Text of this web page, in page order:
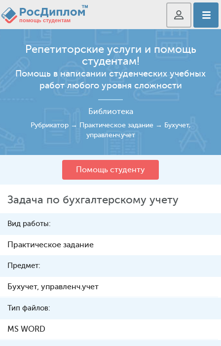
Репетиторские услуги и помощь
студентам!
Помощь в написании студенческих учебных
работ любого уровня сложности
Библиотека
Рубрикатор→ Практическое задание→ Бухучет,
управленч.учет
Помощь студенту
Задача по бухгалтерскому учету
Вид работы:
Практическое задание
Предмет:
Бухучет, управленч.учет
Тип файлов:
MS WORD